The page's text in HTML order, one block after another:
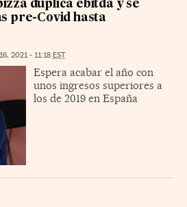
duplica ebitda y se
pre-Covid hasta
2021 - 11:18 EST
Espera acabar el año con
unos ingresos superiores a
los de 2019 en España